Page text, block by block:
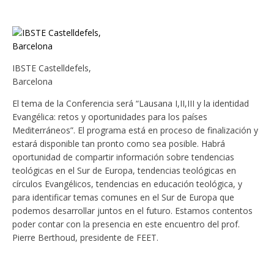
IBSTE Castelldefels,
Barcelona
El tema de la Conferencia será “Lausana I,II,III y la identidad
Evangélica: retos y oportunidades para los países
Mediterráneos”. El programa está en proceso de finalización y
estará disponible tan pronto como sea posible. Habrá
oportunidad de compartir información sobre tendencias
teológicas en el Sur de Europa, tendencias teológicas en
círculos Evangélicos, tendencias en educación teológica, y
para identificar temas comunes en el Sur de Europa que
podemos desarrollar juntos en el futuro. Estamos contentos
poder contar con la presencia en este encuentro del prof.
Pierre Berthoud, presidente de FEET.